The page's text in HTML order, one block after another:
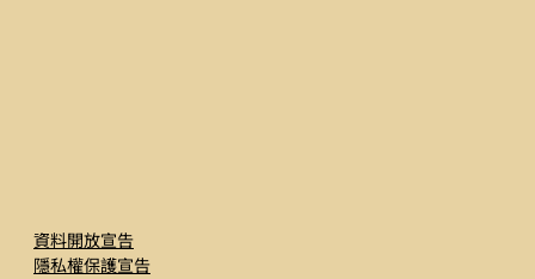
資料開放宣告
隱私權保護宣告